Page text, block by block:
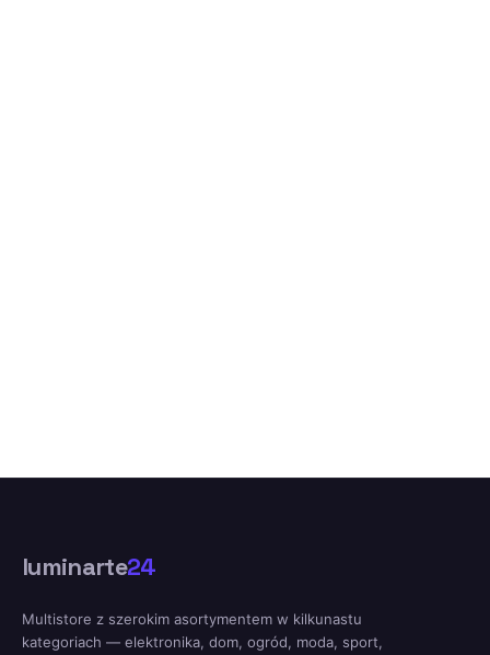
luminarte24
Multistore z szerokim asortymentem w kilkunastu
kategoriach — elektronika, dom, ogród, moda, sport,